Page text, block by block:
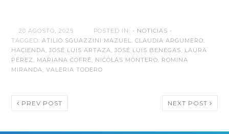
20 AGOSTO, 2025 POSTED IN: - NOTICIAS -
TAGGED:ATILIO SGUAZZINI MAZUEL,CLAUDIA ARGUMERO,
HACIENDA,JOSÉ LUIS ARTAZA,JOSÉ LUIS BENEGAS, LAURA
PÉREZ , MARIANA COFRÉ, NICOLÁS MONTERO, ROMINA
MIRANDA,VALERIA TODERO
PREV POST NEXT POST